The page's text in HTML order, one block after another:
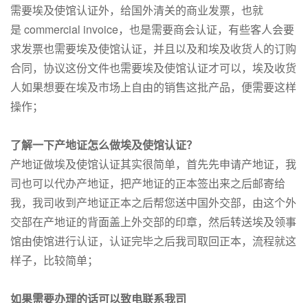
需要埃及使馆认证外，给国外清关的商业发票，也就
是 commercial invoice，也是需要商会认证，有些客人会要
求发票也需要埃及使馆认证，并且以及和埃及收货人的订购
合同，协议这份文件也需要埃及使馆认证才可以，埃及收货
人如果想要在埃及市场上自由的销售这批产品，便需要这样
操作；
了解一下产地证怎么做埃及使馆认证？
产地证做埃及使馆认证其实很简单，首先先申请产地证，我
司也可以代办产地证，把产地证的正本签出来之后邮寄给
我，我司收到产地证正本之后帮您送中国外交部，由这个外
交部在产地证的背面盖上外交部的印章，然后转送埃及领事
馆由使馆进行认证，认证完毕之后我司取回正本，流程就这
样子，比较简单；
如果需要办理的话可以致电联系我司